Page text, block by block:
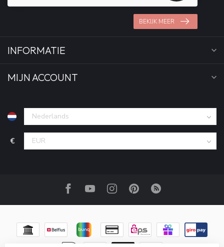
BEKIJK MEER
INFORMATIE
MIJN ACCOUNT
€